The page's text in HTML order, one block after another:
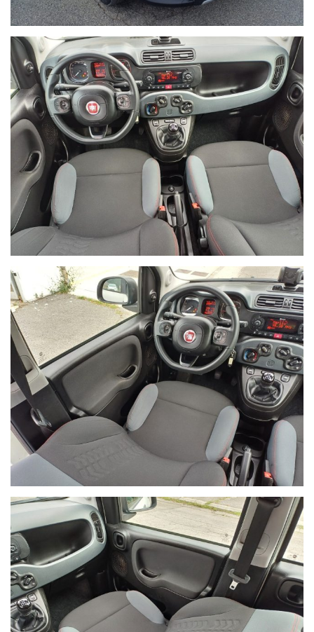
NON HAI TROVATO L'AUTO CHE
CERCHI?
Compila il modulo e ti contatteremo appena l'auto che
cerchi sarà disponibile